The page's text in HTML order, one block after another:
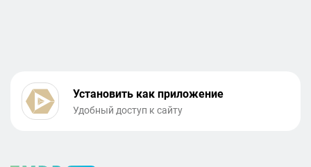
Установить как приложение
Удобный доступ к сайту